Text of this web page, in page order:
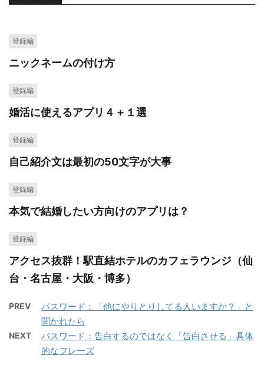
登録編
ニックネームの付け方
登録編
婚活に使えるアプリ４＋１選
登録編
自己紹介文は最初の50文字が大事
登録編
本気で結婚したい方向けのアプリは？
登録編
アクセス抜群！駅直結ホテルのカフェラウンジ（仙
台・名古屋・大阪・博多）
PREV
パスワード：「他にやりとりしてる人いますか？」と
聞かれたら
NEXT
パスワード：告白するのではなく「告白させる」具体
的なフレーズ